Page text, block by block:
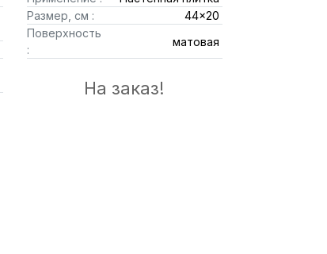
Размер, см :
44x20
Поверхность
:
матовая
На заказ!